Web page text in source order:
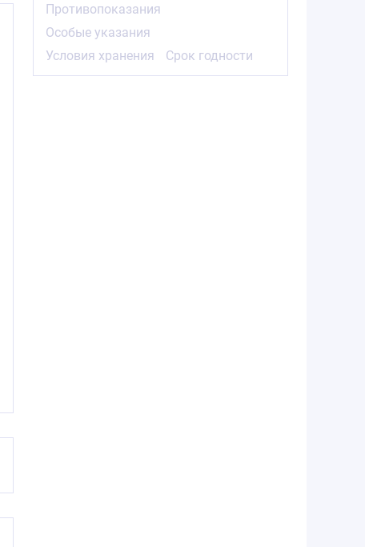
Противопоказания
Особые указания
Условия хранения
Срок годности